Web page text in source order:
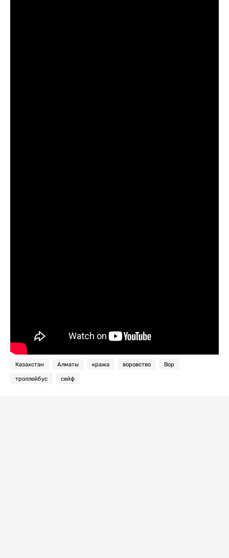
Казахстан Алматы кража воровство Вор
троллейбус сейф